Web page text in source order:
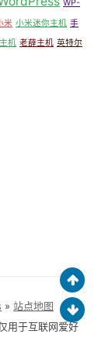
WP-
米 小米迷你主机 手
机 老薛主机 英特尔
»站点地图
用于互联网爱好